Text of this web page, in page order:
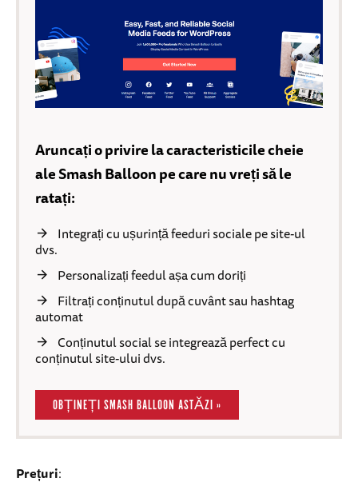
Aruncați o privire la caracteristicile cheie
ale Smash Balloon pe care nu vreți să le
ratați:
Integrați cu ușurință feeduri sociale pe site-ul
dvs.
Personalizați feedul așa cum doriți
Filtrați conținutul după cuvânt sau hashtag
automat
Conținutul social se integrează perfect cu
conținutul site-ului dvs.
OBȚINEȚI SMASH BALLOON ASTĂZI »
Prețuri: